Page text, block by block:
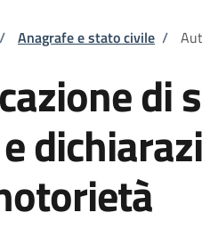
pane
/ Anagrafe e stato civile /
di